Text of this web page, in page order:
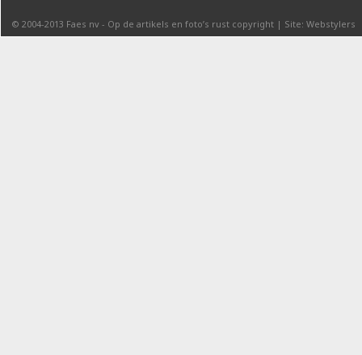
© 2004-2013 Faes nv - Op de artikels en foto’s rust copyright | Site: Webstylers